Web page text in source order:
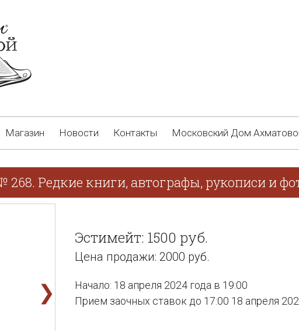
Магазин Новости Контакты Московский Дом
Редкие книги, автографы, рукописи и
❯
Эстимейт: 1500 руб.
Цена продажи: 2000 руб.
Начало: 18 апреля 2024 года в 19:00
Прием заочных ставок до 17:00 18 апреля